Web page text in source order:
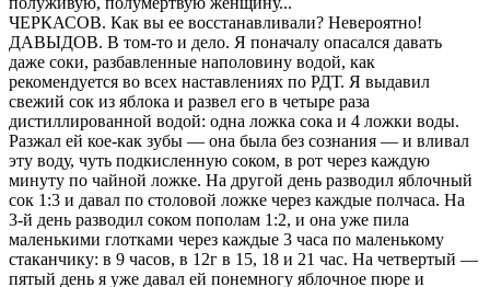
ЧЕРКАСОВ. Как вы ее восстанавливали? Невероятно!
ДАВЫДОВ. В том-то и дело. Я поначалу опасался давать
даже соки, разбавленные наполовину водой, как
рекомендуется во всех наставлениях по РДТ. Я выдавил
свежий сок из яблока и развел его в четыре раза
дистиллированной водой: одна ложка сока и 4 ложки воды.
Разжал ей кое-как зубы — она была без сознания — и вливал
эту воду, чуть подкисленную соком, в рот через каждую
минуту по чайной ложке. На другой день разводил яблочный
сок 1:3 и давал по столовой ложке через каждые полчаса. На
3-й день разводил соком пополам 1:2, и она уже пила
маленькими глотками через каждые 3 часа по маленькому
стаканчику: в 9 часов, в 12г в 15, 18 и 21 час. На четвертый —
пятый день я уже давал ей понемногу яблочное пюре и